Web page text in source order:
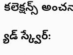
కలెక్షన్స్
మ్యాడ్ స్క్వేర్: